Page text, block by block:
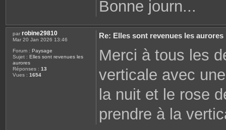
Bonne journ...
par robine29810
Mar 20 Jan 2026 13:46
Forum : Paysage
Sujet : Elles sont revenues les
aurores
Réponses : 13
Vues : 1654
Re: Elles sont revenues les aurores
Merci à tous les
verticale avec
la nuit et le rose
prendre à la